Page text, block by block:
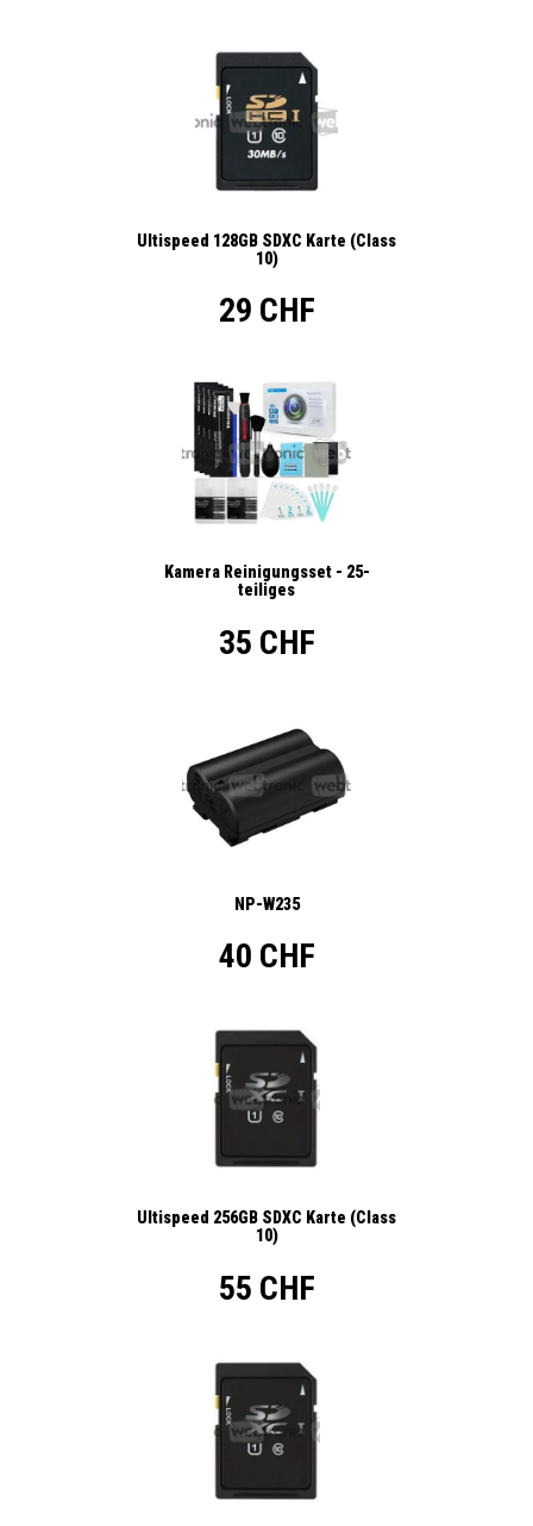
Ultispeed 128GB SDXC Karte (Class
10)
29 CHF
Kamera Reinigungsset - 25-
teiliges
35 CHF
NP-W235
40 CHF
Ultispeed 256GB SDXC Karte (Class
10)
55 CHF